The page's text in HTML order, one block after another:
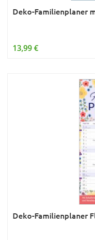
Deko-Familienplaner
13,99 €
Deko-Familienplaner